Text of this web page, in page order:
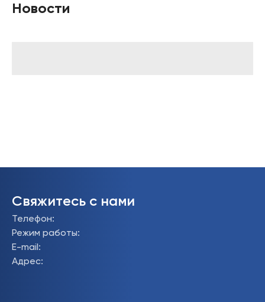
Новости
Свяжитесь с нами
Телефон:
Режим работы:
E-mail :
Адрес: